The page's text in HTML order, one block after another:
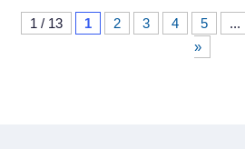
1 / 13 1 2 3 4 5 ...
»